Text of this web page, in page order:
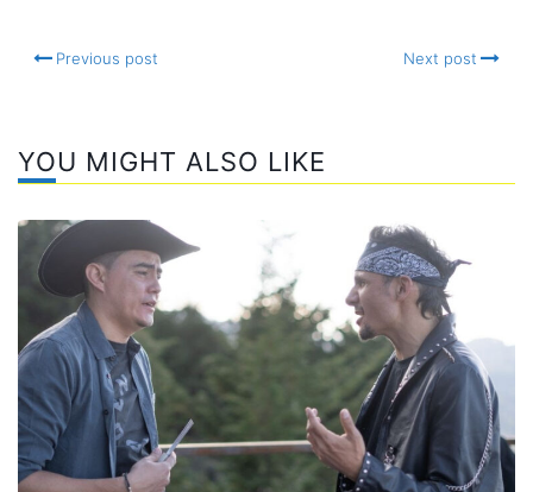
Previous post Next post
YOU MIGHT ALSO LIKE